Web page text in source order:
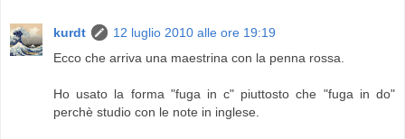
kurdt
12 luglio 2010 alle ore 19:19
Ecco che arriva una maestrina con la penna rossa.
Ho usato la forma "fuga in c" piuttosto che "fuga in do"
perchè studio con le note in inglese.